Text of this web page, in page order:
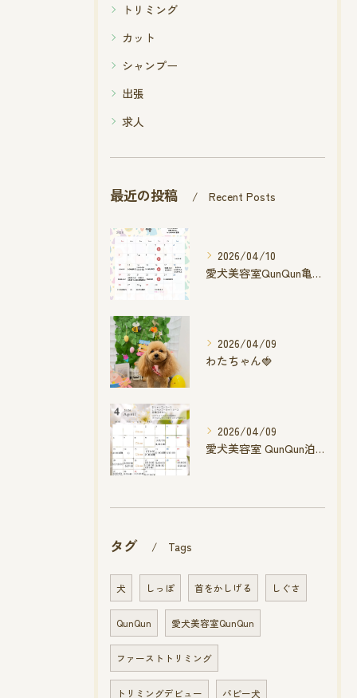
トリミング
カット
シャンプー
出張
求人
最近の投稿 Recent Posts
2026/04/10
愛犬美容室QunQun亀山エコー店
2026/04/09
わたちゃん🍓
2026/04/09
愛犬美容室 QunQun泊店 4月空き状況です
タグ Tags
犬 しっぽ 首をかしげる しぐさ
QunQun 愛犬美容室QunQun
ファーストトリミング
トリミングデビュー パピー犬